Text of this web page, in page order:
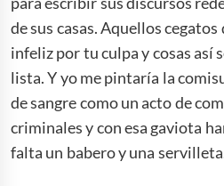
de sus casas. Aquellos
infeliz por tu culpa y cosas así
lista. Y yo me pintaría la
de sangre como un acto de
criminales y con esa gaviota
falta un babero y una